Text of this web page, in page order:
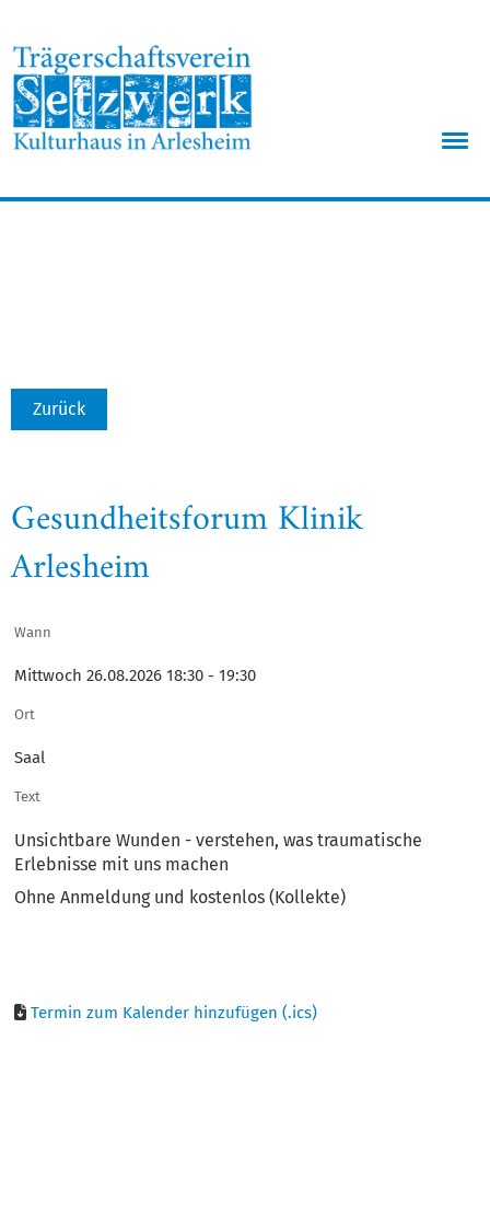
Zurück
Gesundheitsforum Klinik
Arlesheim
Wann
Mittwoch 26.08.2026 18:30 - 19:30
Ort
Saal
Text
Unsichtbare Wunden - verstehen, was traumatische
Erlebnisse mit uns machen
Ohne Anmeldung und kostenlos (Kollekte)
Termin zum Kalender hinzufügen (.ics)